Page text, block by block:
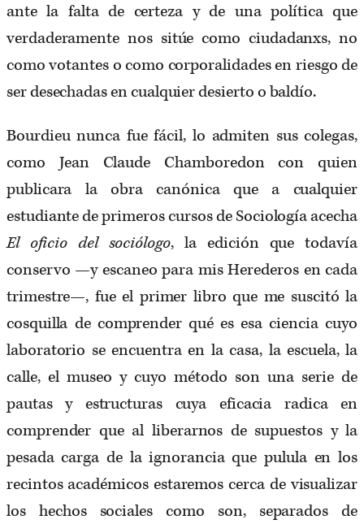
ante la falta de certeza y de una política que
verdaderamente nos sitúe como ciudadanxs, no
como votantes o como corporalidades en riesgo de
ser desechadas en cualquier desierto o baldío.
Bourdieu nunca fue fácil, lo admiten sus colegas,
como Jean Claude Chamboredon con quien
publicara la obra canónica que a cualquier
estudiante de primeros cursos de Sociología acecha
El oficio del sociólogo, la edición que todavía
conservo —y escaneo para mis Herederos en cada
trimestre—, fue el primer libro que me suscitó la
cosquilla de comprender qué es esa ciencia cuyo
laboratorio se encuentra en la casa, la escuela, la
calle, el museo y cuyo método son una serie de
pautas y estructuras cuya eficacia radica en
comprender que al liberarnos de supuestos y la
pesada carga de la ignorancia que pulula en los
recintos académicos estaremos cerca de visualizar
los hechos sociales como son, separados de